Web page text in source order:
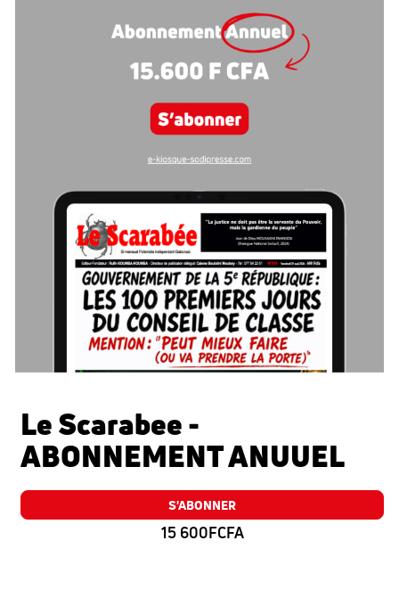
Le Scarabee -
ABONNEMENT ANUUEL
S'ABONNER
15 600FCFA